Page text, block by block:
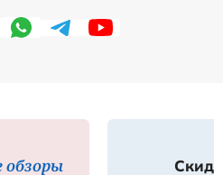
обзоры